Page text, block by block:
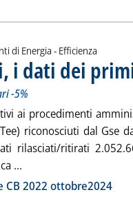
di Energia - Efficienza
i dati dei
-5%
ai procedimenti
riconosciuti dal Gse
rilasciati/ritirati
... Leggi tutta la
CB 2022 ottobre2024